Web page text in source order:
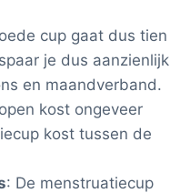
cup gaat dus tien
je dus aanzienlijk
en maandverband.
kost ongeveer
kost tussen de
: De menstruatiecup